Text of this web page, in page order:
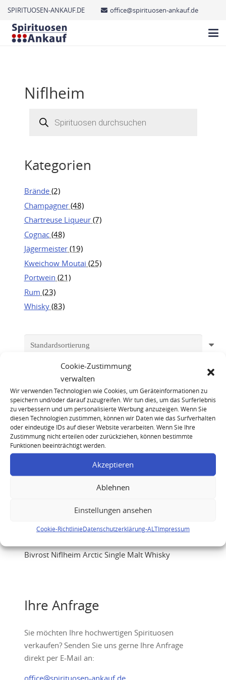
Cookie-Zustimmung
verwalten
Wir verwenden Technologien wie Cookies, um Geräteinformationen zu
speichern und/oder darauf zuzugreifen. Wir tun dies, um das Surferlebnis
zu verbessern und um personalisierte Werbung anzuzeigen. Wenn Sie
diesen Technologien zustimmen, können wir Daten wie das Surfverhalten
oder eindeutige IDs auf dieser Website verarbeiten. Wenn Sie Ihre
Zustimmung nicht erteilen oder zurückziehen, können bestimmte
Funktionen beeinträchtigt werden.
Akzeptieren
Ablehnen
Einstellungen ansehen
Cookie-RichtlinieDatenschutzerklärung-ALTImpressum
SPIRITUOSEN-ANKAUF.DE office@spirituosen-ankauf.de
Niflheim
search
Kategorien
Brände (2)
Champagner (48)
Chartreuse Liqueur (7)
Cognac (48)
Jägermeister (19)
Kweichow Moutai (25)
Portwein (21)
Rum (23)
Whisky (83)
Bivrost Niflheim Arctic Single Malt Whisky
Ihre Anfrage
Sie möchten Ihre hochwertigen Spirituosen
verkaufen? Senden Sie uns gerne Ihre Anfrage
direkt per E-Mail an:
office@spirituosen-ankauf.de